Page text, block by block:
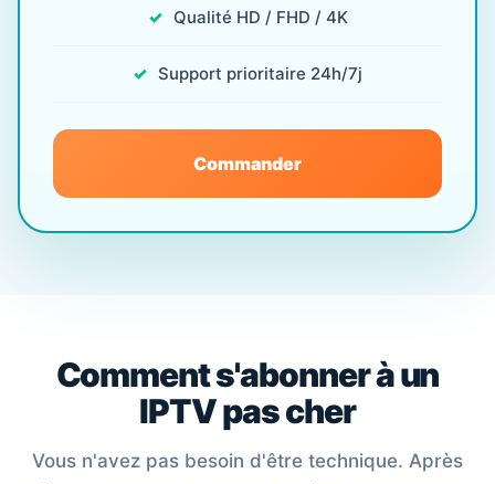
Qualité HD / FHD / 4K
Support prioritaire 24h/7j
Commander
Comment s'abonner à un
IPTV pas cher
Vous n'avez pas besoin d'être technique. Après